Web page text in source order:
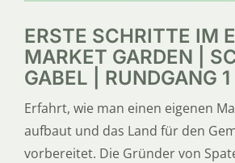
ERSTE SCHRITTE IM
MARKET GARDEN |
GABEL | RUNDGANG
Erfahrt, wie man einen eigenen
aufbaut und das Land für den
vorbereitet. Die Gründer von